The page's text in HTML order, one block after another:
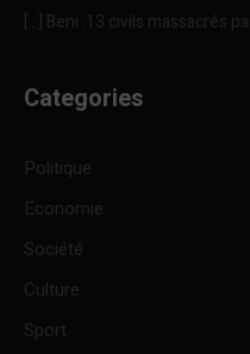
[…] Beni :13 civils massacrés
Categories
Politique
Economie
Société
Culture
Sport